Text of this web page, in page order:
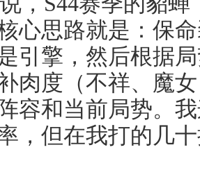
心思路就是：保
引擎，然后根据
肉度（不祥、魔
容和当前局势。
，但在我打的几